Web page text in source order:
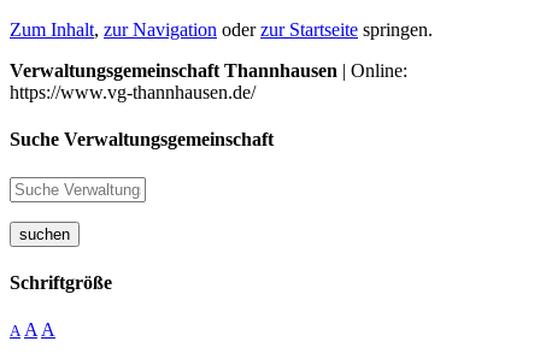
Zum Inhalt, zur Navigation oderzur Startseite springen.
Verwaltungsgemeinschaft Thannhausen | Online:
https://www.vg-thannhausen.de/
Suche Verwaltungsgemeinschaft
suchen
Schriftgröße
A A A